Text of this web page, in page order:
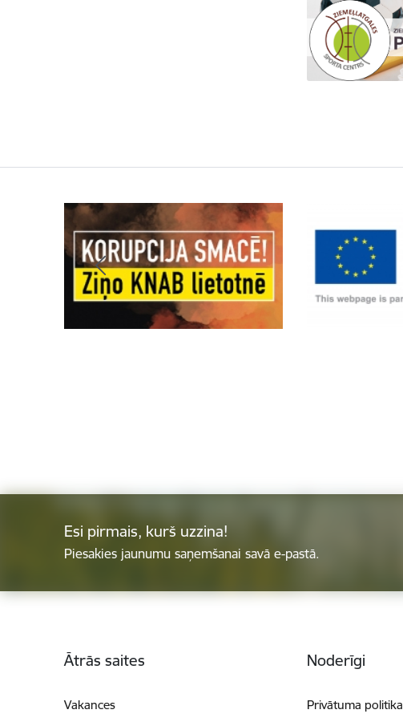
Esi pirmais, kurš uzzina!
Piesakies jaunumu saņemšanai savā e-pastā.
Ātrās saites
Vakances
Noderīgi
Privātuma politika